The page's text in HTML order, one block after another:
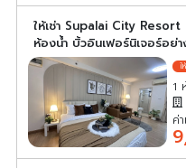
ให้เช่า Supalai City
ห้องน้ำ บิ้วอินเฟอร์นิเจอร์อย่
1
ค่